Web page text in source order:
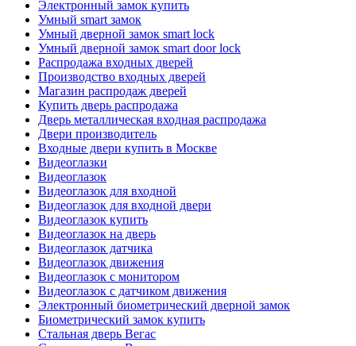
Электронный замок купить
Умный smart замок
Умный дверной замок smart lock
Умный дверной замок smart door lock
Распродажа входных дверей
Производство входных дверей
Магазин распродаж дверей
Купить дверь распродажа
Дверь металлическая входная распродажа
Двери производитель
Входные двери купить в Москве
Видеоглазки
Видеоглазок
Видеоглазок для входной
Видеоглазок для входной двери
Видеоглазок купить
Видеоглазок на дверь
Видеоглазок датчика
Видеоглазок движения
Видеоглазок с монитором
Видеоглазок с датчиком движения
Электронный биометрический дверной замок
Биометрический замок купить
Стальная дверь Вегас